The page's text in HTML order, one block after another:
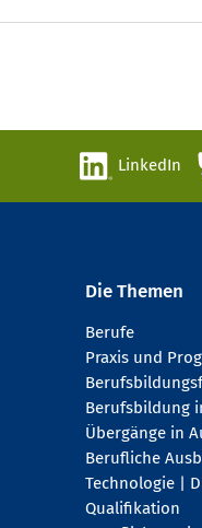
LinkedIn
Die Themen
Berufe
Praxis und
Berufsbildung
Übergänge in
Berufliche
Technologie |
Qualifikation